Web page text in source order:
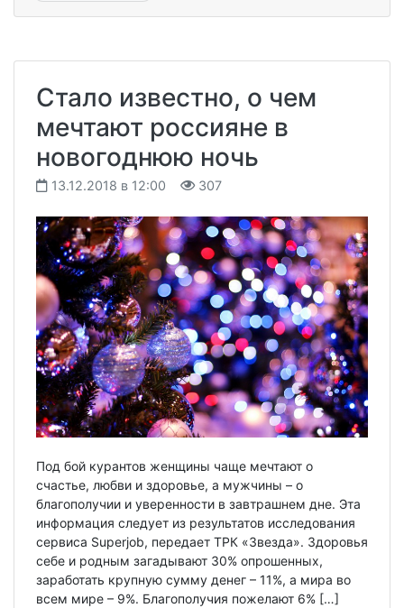
Стало известно, о чем
мечтают россияне в
новогоднюю ночь
13.12.2018 в 12:00 307
Под бой курантов женщины чаще мечтают о
счастье, любви и здоровье, а мужчины – о
благополучии и уверенности в завтрашнем дне. Эта
информация следует из результатов исследования
сервиса Superjob, передает ТРК «Звезда». Здоровья
себе и родным загадывают 30% опрошенных,
заработать крупную сумму денег – 11%, а мира во
всем мире – 9%. Благополучия пожелают 6% […]